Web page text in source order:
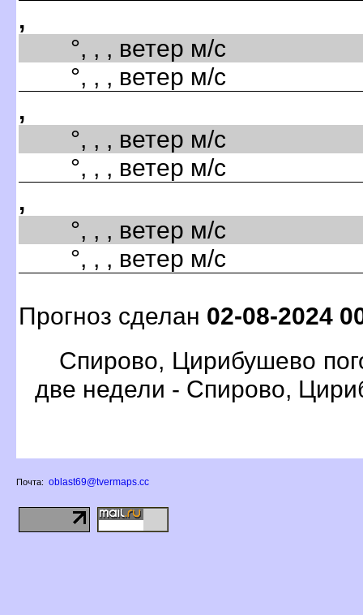
,
°, , , ветер м/с
°, , , ветер м/с
,
°, , , ветер м/с
°, , , ветер м/с
,
°, , , ветер м/с
°, , , ветер м/с
Прогноз сделан 02-08-2024
Спирово, Цирибушево
две недели - Спирово,
Почта: oblast69@tvermaps.cc